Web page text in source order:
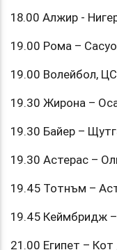
18.00 Алжир -
19.00 Рома –
19.00 Волейбол,
19.30 Жирона –
19.30 Байер –
19.30 Астерас –
19.45 Тотнъм –
19.45 Кеймбридж
21.00 Египет –